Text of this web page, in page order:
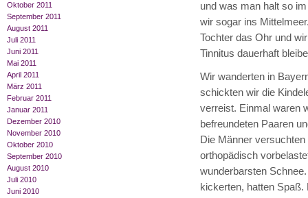
Oktober 2011
September 2011
August 2011
Juli 2011
Juni 2011
Mai 2011
April 2011
März 2011
Februar 2011
Januar 2011
Dezember 2010
November 2010
Oktober 2010
September 2010
August 2010
Juli 2010
Juni 2010
und was man halt so
wir sogar ins
Tochter das Ohr und
Tinnitus dauerhaft
Wir wanderten in
schickten wir die
verreist. Einmal waren
befreundeten Paaren
Die Männer
orthopädisch
wunderbarsten
kickerten, hatten Spaß.